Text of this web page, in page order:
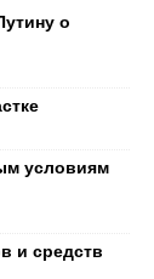
о
условиям
и средств